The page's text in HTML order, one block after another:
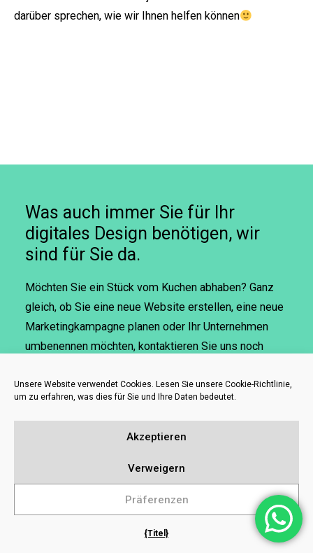
Unsere Website verwendet Cookies. Lesen Sie unsere Cookie-Richtlinie,
um zu erfahren, was dies für Sie und Ihre Daten bedeutet.
Akzeptieren
Verweigern
Präferenzen
{Titel}
darüber sprechen, wie wir Ihnen helfen können
Was auch immer Sie für Ihr
digitales Design benötigen, wir
sind für Sie da.
Möchten Sie ein Stück vom Kuchen abhaben? Ganz
gleich, ob Sie eine neue Website erstellen, eine neue
Marketingkampagne planen oder Ihr Unternehmen
umbenennen möchten, kontaktieren Sie uns noch
sayhello@freshpies.co.uk|0207 112 9117